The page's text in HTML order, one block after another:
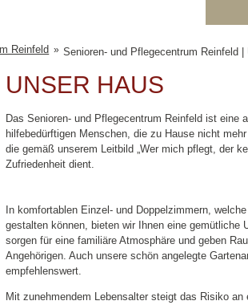
Reinfeld » Senioren- und Pflegecentrum Reinfeld |
UNSER HAUS
Das Senioren- und Pflegecentrum Reinfeld ist
hilfebedürftigen Menschen, die zu Hause nicht
die gemäß unserem Leitbild „Wer mich pflegt, der
Zufriedenheit dient.
In komfortablen Einzel- und Doppelzimmern,
gestalten können, bieten wir Ihnen eine gemütliche
sorgen für eine familiäre Atmosphäre und geben
Angehörigen. Auch unsere schön angelegte
empfehlenswert.
Mit zunehmendem Lebensalter steigt das Risiko